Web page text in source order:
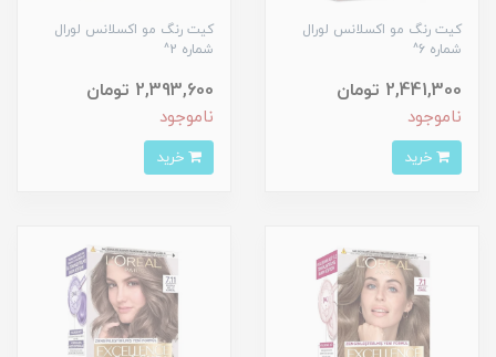
کیت رنگ مو اکسلانس لورال
شماره 6^
2,441,300 تومان
ناموجود
کیت رنگ مو اکسلانس لورال
شماره 2^
2,393,600 تومان
ناموجود